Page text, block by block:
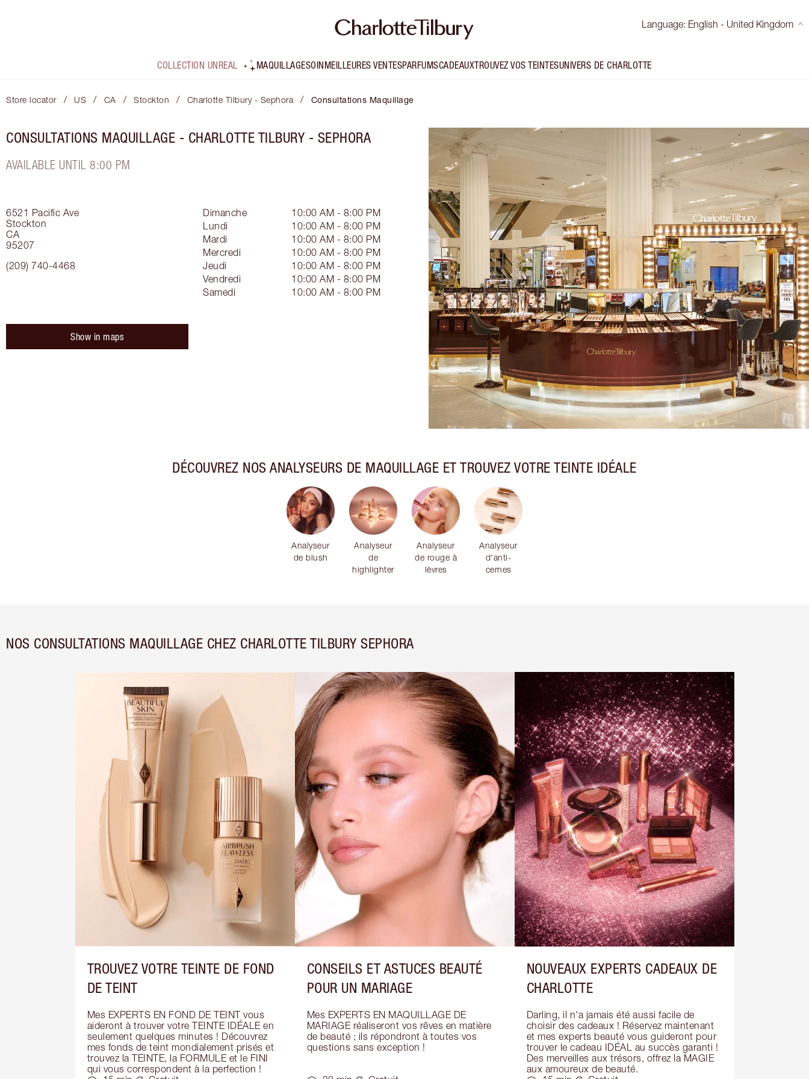
Language: English - United Kingdom
COLLECTION UNREAL MAQUILLAGESOINMEILLEURES VENTESPARFUMSCADEAUXTROUVEZ VOS TEINTESUNIVERS DE CHARLOTTE
Store locator / US / CA / Stockton / Charlotte Tilbury - Sephora / Consultations Maquillage
CONSULTATIONS MAQUILLAGE - CHARLOTTE TILBURY - SEPHORA
AVAILABLE UNTIL 8:00 PM
6521 Pacific Ave
Stockton
CA
95207
(209) 740-4468
Dimanche
10:00 AM - 8:00 PM
Lundi
10:00 AM - 8:00 PM
Mardi
10:00 AM - 8:00 PM
Mercredi
10:00 AM - 8:00 PM
Jeudi
10:00 AM - 8:00 PM
Vendredi
10:00 AM - 8:00 PM
Samedi
10:00 AM - 8:00 PM
Show in maps
DÉCOUVREZ NOS ANALYSEURS DE MAQUILLAGE ET TROUVEZ VOTRE TEINTE IDÉALE
Analyseur
de blush
Analyseur
de
highlighter
Analyseur
de rouge à
lèvres
Analyseur
d'anti-
cernes
NOS CONSULTATIONS MAQUILLAGE CHEZ CHARLOTTE TILBURY SEPHORA
TROUVEZ VOTRE TEINTE DE FOND
DE TEINT
Mes EXPERTS EN FOND DE TEINT vous
aideront à trouver votre TEINTE IDÉALE en
seulement quelques minutes ! Découvrez
mes fonds de teint mondialement prisés et
trouvez la TEINTE, la FORMULE et le FINI
qui vous correspondent à la perfection !
CONSEILS ET ASTUCES BEAUTÉ
POUR UN MARIAGE
Mes EXPERTS EN MAQUILLAGE DE
MARIAGE réaliseront vos rêves en matière
de beauté ; ils répondront à toutes vos
questions sans exception !
NOUVEAUX EXPERTS CADEAUX DE
CHARLOTTE
Darling, il n'a jamais été aussi facile de
choisir des cadeaux ! Réservez maintenant
et mes experts beauté vous guideront pour
trouver le cadeau IDÉAL au succès garanti !
Des merveilles aux trésors, offrez la MAGIE
aux amoureux de beauté.